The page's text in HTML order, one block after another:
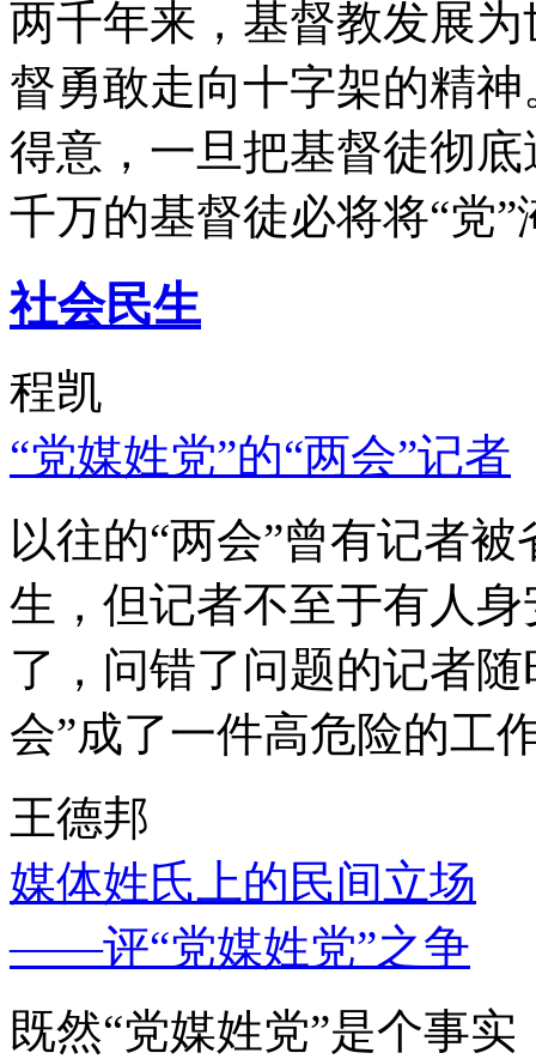
两千年来，基督教发展
督勇敢走向十字架的精
得意，一旦把基督徒彻
千万的基督徒必将将“党”
社会民生
程凯
“党媒姓党”的“两会”记者
以往的“两会”曾有记者
生，但记者不至于有人
了，问错了问题的记者
会”成了一件高危险的工
王德邦
媒体姓氏上的民间立场
——评“党媒姓党”之争
既然“党媒姓党”是个事